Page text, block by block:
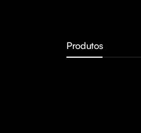
Produtos